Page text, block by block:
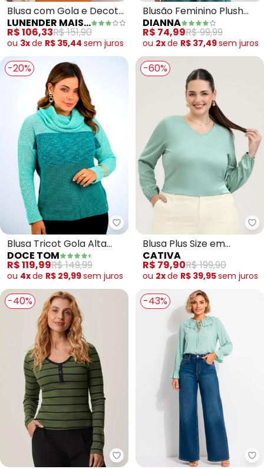
Blusa com Gola e Decote
em V Plus Size (Verde)
LUNENDER MAIS MULHER
R$ 106,33R$ 151,90
ou 3xde R$ 35,44 sem juros
Blusão Feminino Plush
Gola Dupla (Verde)
DIANNA
R$ 74,99R$ 99,99
ou 2xde R$ 37,49sem juros
-20%
Doce Tom - Blusa Tricot Gola
Blusa Tricot Gola Alta
Bicolor (Verde)
DOCE TOM
R$ 119,99R$ 149,99
ou 4xde R$ 29,99sem juros
-60%
Blusa Plus Size em
Viscose (Verde Claro)
CATIVA
R$ 79,90R$ 199,90
ou 2xde R$ 39,95sem juros
-40%
Malwee - Blusa Justa em
-43%